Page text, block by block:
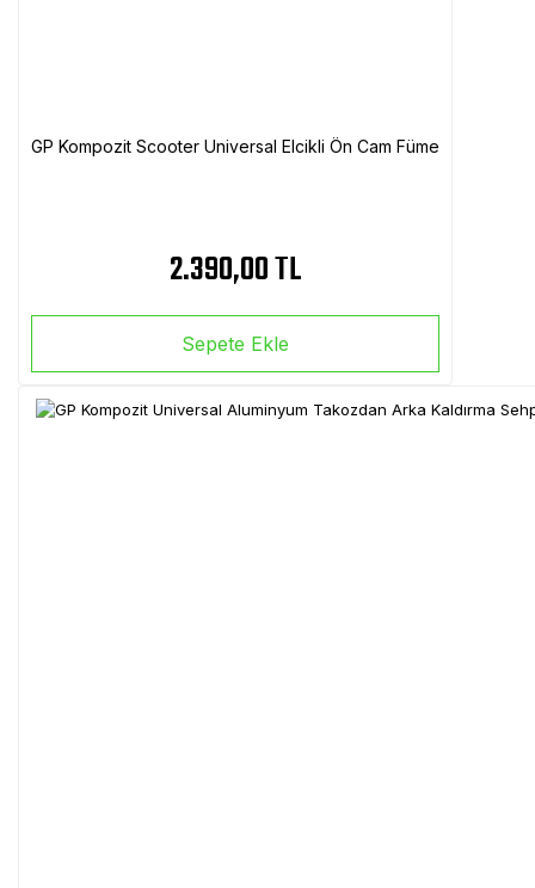
GP Kompozit Scooter Universal Elcikli Ön Cam Füme
2.390,00 TL
Sepete Ekle